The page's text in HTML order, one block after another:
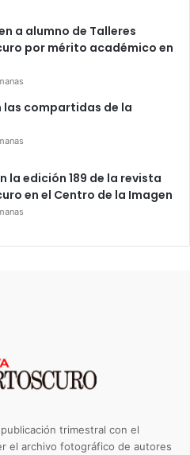
a alumno de Talleres
por mérito académico en
las compartidas de la
la edición 189 de la revista
en el Centro de la Imagen
trimestral con el
el archivo fotográfico de autores